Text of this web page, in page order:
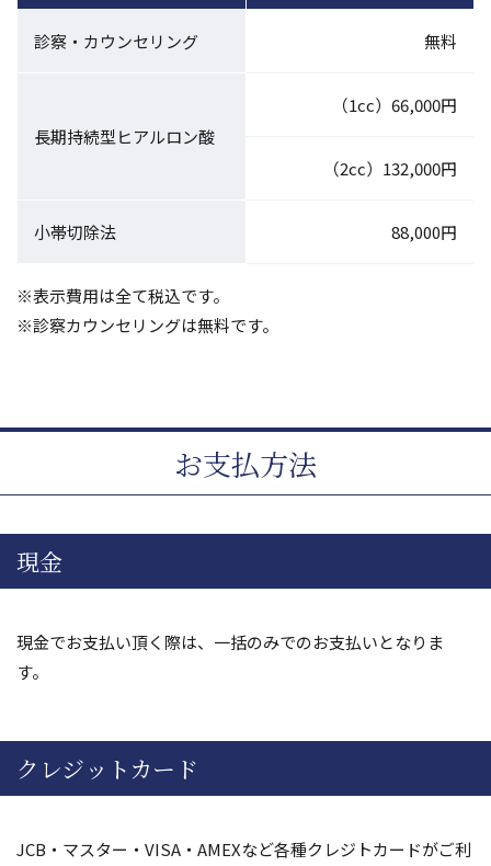
診察・カウンセリング 無料
長期持続型ヒアルロン酸
（1cc）66,000円
（2cc）132,000円
小帯切除法 88,000円
表示費用は全て税込です。
診察カウンセリングは無料です。
お支払方法
現金
現金でお支払い頂く際は、一括のみでのお支払いとなりま
す。
クレジットカード
JCB・マスター・VISA・AMEXなど各種クレジトカードがご利